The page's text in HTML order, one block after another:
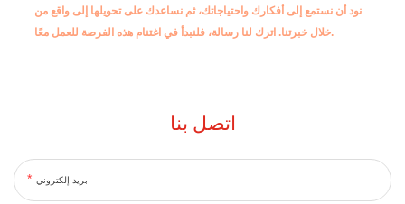
نود أن نستمع إلى أفكارك واحتياجاتك، ثم نساعدك على تحويلها إلى واقع من
خلال خبرتنا.اترك لنا رسالة، فلنبدأ في اغتنام هذه الفرصة للعمل معًا.
اتصل بنا
بريد إلكتروني